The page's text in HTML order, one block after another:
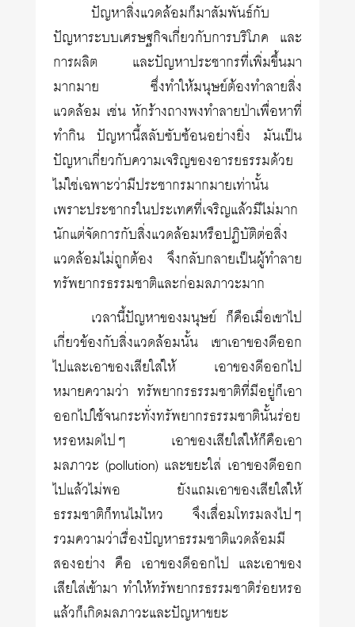
ปัญหาสิ่งแวดล้อมก็มาสัมพันธ์กับ
ปัญหาระบบเศรษฐกิจเกี่ยวกับการบริโภค และ
การผลิต และปัญหาประชากรที่เพิ่มขึ้นมา
มากมาย ซึ่งทำให้มนุษย์ต้องทำลายสิ่ง
แวดล้อม เช่น หักร้างถางพงทำลายป่าเพื่อหาที่
ทำกิน ปัญหานี้สลับซับซ้อนอย่างยิ่ง มันเป็น
ปัญหาเกี่ยวกับความเจริญของอารยธรรมด้วย
ไม่ใช่เฉพาะว่ามีประชากรมากมายเท่านั้น
เพราะประชากรในประเทศที่เจริญแล้วมีไม่มาก
นักแต่จัดการกับสิ่งแวดล้อมหรือปฏิบัติต่อสิ่ง
แวดล้อมไม่ถูกต้อง จึงกลับกลายเป็นผู้ทำลาย
ทรัพยากรธรรมชาติและก่อมลภาวะมาก
เวลานี้ปัญหาของมนุษย์ ก็คือเมื่อเขาไป
เกี่ยวข้องกับสิ่งแวดล้อมนั้น เขาเอาของดีออก
ไปและเอาของเสียใส่ให้ เอาของดีออกไป
หมายความว่า ทรัพยากรธรรมชาติที่มีอยู่ก็เอา
ออกไปใช้จนกระทั่งทรัพยากรธรรมชาตินั้นร่อย
หรอหมดไปๆ เอาของเสียใส่ให้ก็คือเอา
มลภาวะ (pollution) และขยะใส่ เอาของดีออก
ไปแล้วไม่พอ ยังแถมเอาของเสียใส่ให้
ธรรมชาติก็ทนไม่ไหว จึงเสื่อมโทรมลงไปๆ
รวมความว่าเรื่องปัญหาธรรมชาติแวดล้อมมี
สองอย่าง คือ เอาของดีออกไป และเอาของ
เสียใส่เข้ามา ทำให้ทรัพยากรธรรมชาติร่อยหรอ
แล้วก็เกิดมลภาวะและปัญหาขยะ